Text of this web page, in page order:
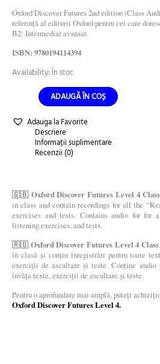
Oxford Discover Futures 2nd edition (Class
referință al editurii Oxford pentru cei care
B2: Intermediar avansat.
ISBN: 9780194114394
Availability: În stoc
ADAUGĂ ÎN COȘ
Adauga la Favorite
Descriere
Informații suplimentare
Recenzii (0)
🇬🇧 Oxford Discover Futures Level 4
in class and contain recordings for all the
exercises and tests. Contains audio for for
listening exercises, and tests.
🇷🇴 Oxford Discover Futures Level 4
în clasă și conțin înregistrări pentru toate
exerciții de ascultare și teste. Conține
învăța texte, exerciții de ascultare și teste.
Pentru o aprofundare mai amplă, puteți
Oxford Discover Futures Level 4.